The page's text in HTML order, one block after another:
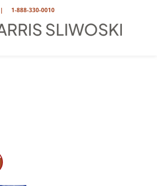
1-888-330-0010
|